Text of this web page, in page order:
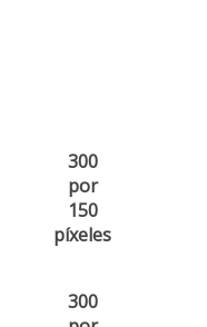
300
por
150
píxeles
300